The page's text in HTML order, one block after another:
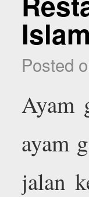
Posted
Ayam
ayam
jalan